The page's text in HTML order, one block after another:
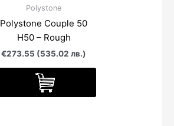
Polystone
Polystone Couple 50
Н50 – Rough
€273.55 (535.02 лв.)